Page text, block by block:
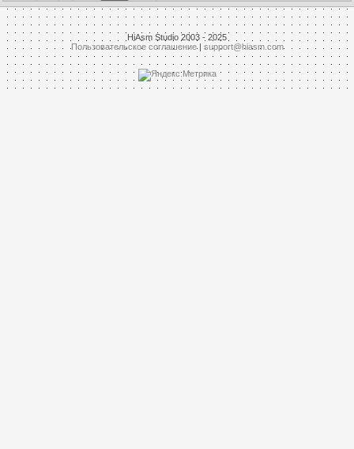
HiAsm Studio 2003 - 2025
Пользовательское соглашение| support@hiasm.com